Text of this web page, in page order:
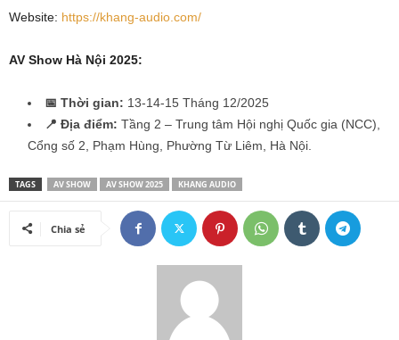
Website: https://khang-audio.com/
AV Show Hà Nội 2025:
📅 Thời gian: 13-14-15 Tháng 12/2025
📍 Địa điểm: Tầng 2 – Trung tâm Hội nghị Quốc gia (NCC),
Cổng số 2, Phạm Hùng, Phường Từ Liêm, Hà Nội.
TAGS AV SHOW AV SHOW 2025 KHANG AUDIO
Chia sẻ